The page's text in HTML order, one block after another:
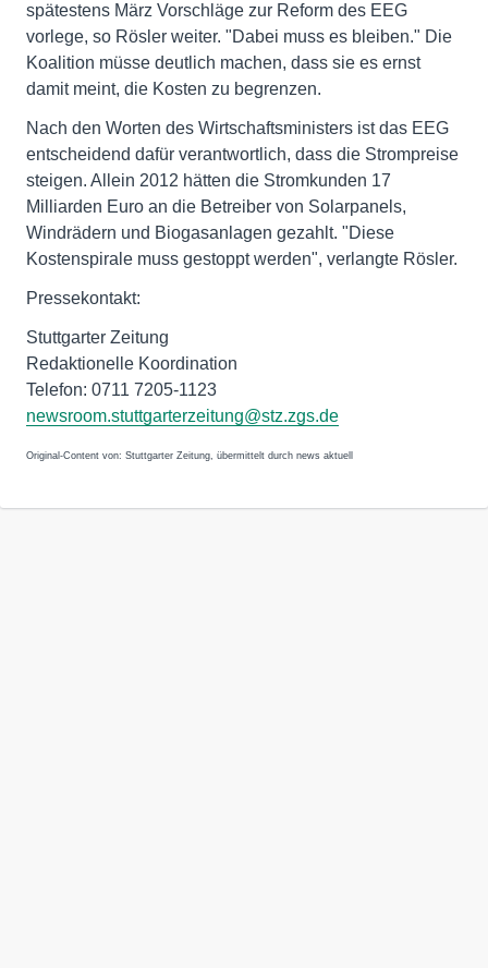
spätestens März Vorschläge zur Reform des EEG
vorlege, so Rösler weiter. "Dabei muss es bleiben." Die
Koalition müsse deutlich machen, dass sie es ernst
damit meint, die Kosten zu begrenzen.
Nach den Worten des Wirtschaftsministers ist das EEG
entscheidend dafür verantwortlich, dass die Strompreise
steigen. Allein 2012 hätten die Stromkunden 17
Milliarden Euro an die Betreiber von Solarpanels,
Windrädern und Biogasanlagen gezahlt. "Diese
Kostenspirale muss gestoppt werden", verlangte Rösler.
Pressekontakt:
Stuttgarter Zeitung
Redaktionelle Koordination
Telefon: 0711 7205-1123
newsroom.stuttgarterzeitung@stz.zgs.de
Original-Content von: Stuttgarter Zeitung, übermittelt durch news aktuell